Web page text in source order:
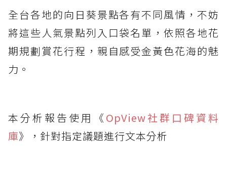
全台各地的向日葵景點各有不同風情，不妨
將這些人氣景點列入口袋名單，依照各地花
期規劃賞花行程，親自感受金黃色花海的魅
力。
本分析報告使用《 OpView社群口碑資料
庫》，針對指定議題進行文本分析